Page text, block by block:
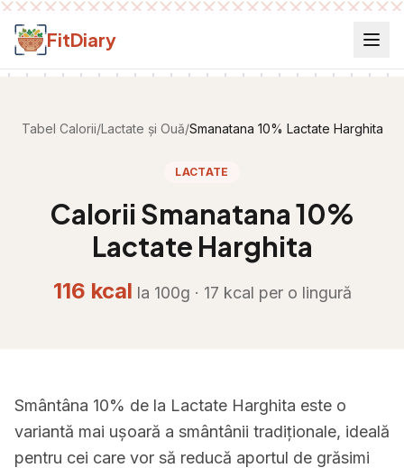
Salt la conținut
FitDiary
Tabel Calorii/Lactate și Ouă/Smanatana 10% Lactate Harghita
LACTATE
Calorii Smanatana 10%
Lactate Harghita
116 kcal la 100g · 17 kcal per o lingură
Smântâna 10% de la Lactate Harghita este o
variantă mai ușoară a smântânii tradiționale, ideală
pentru cei care vor să reducă aportul de grăsimi